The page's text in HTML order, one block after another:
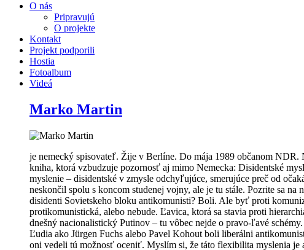
O nás
Pripravujú
O projekte
Kontakt
Projekt podporili
Hostia
Fotoalbum
Videá
Marko Martin
je nemecký spisovateľ. Žije v Berlíne. Do mája 1989 občanom
kniha, ktorá vzbudzuje pozornosť aj mimo Nemecka: Disidentské
myslenie – disidentské v zmysle odchyľujúce, smerujúce preč od
neskončil spolu s koncom studenej vojny, ale je tu stále. Pozrite sa
disidenti Sovietskeho bloku antikomunisti? Boli. Ale byť proti
protikomunistická, alebo nebude. Ľavica, ktorá sa stavia proti
dnešný nacionalistický Putinov – tu vôbec nejde o pravo-ľavé
Ľudia ako Jürgen Fuchs alebo Pavel Kohout boli liberálni
oni vedeli tú možnosť oceniť. Myslím si, že táto flexibilita myslenia